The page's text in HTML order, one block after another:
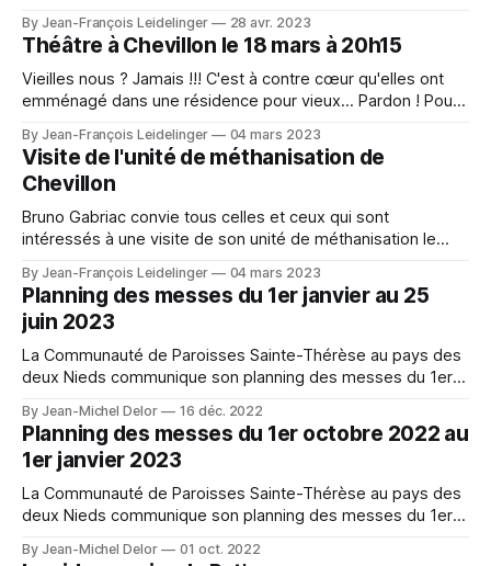
By Jean-François Leidelinger 28 avr. 2023
Théâtre à Chevillon le 18 mars à 20h15
Vieilles nous ? Jamais !!! C'est à contre cœur qu'elles ont
emménagé dans une résidence pour vieux... Pardon ! Pour
se paie mais… qu'y faire ? Elles ont toujours détesté les
"vieux" et elles
By Jean-François Leidelinger 04 mars 2023
Visite de l'unité de méthanisation de
Chevillon
Bruno Gabriac convie tous celles et ceux qui sont
intéressés à une visite de son unité de méthanisation le
personnes souhaitant découvrir cette installation peuvent,
pour la bonne organisation, s'inscrire en mairie, soit par mail
soit par sms
By Jean-François Leidelinger 04 mars 2023
Planning des messes du 1er janvier au 25
juin 2023
La Communauté de Paroisses Sainte-Thérèse au pays des
deux Nieds communique son planning des messes du 1er
By Jean-Michel Delor 16 déc. 2022
Planning des messes du 1er octobre 2022 au
1er janvier 2023
La Communauté de Paroisses Sainte-Thérèse au pays des
deux Nieds communique son planning des messes du 1er
By Jean-Michel Delor 01 oct. 2022